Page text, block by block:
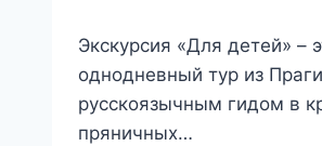
Экскурсия «Для детей» –
однодневный тур из
русскоязычным гидом в
пряничных…